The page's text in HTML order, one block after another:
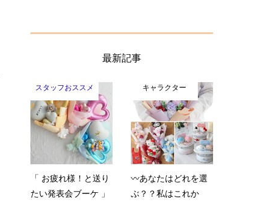
最新記事
スタッフおススメ
「 お疲れ様！と送り
たい発表会ブーケ 」
キャラクター
〰️あなたはどれを選
ぶ？？私はこれか